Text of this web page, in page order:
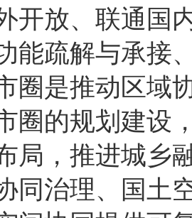
开放、联通国
能疏解与承接
圈是推动区域
圈的规划建设
局，推进城乡
同治理、国土